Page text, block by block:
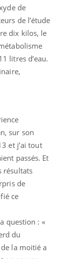
de
de l’étude
dix kilos, le
litres d’eau.
sur son
et j’ai tout
passés. Et
résultats
de
ce
question : «
du
la moitié a